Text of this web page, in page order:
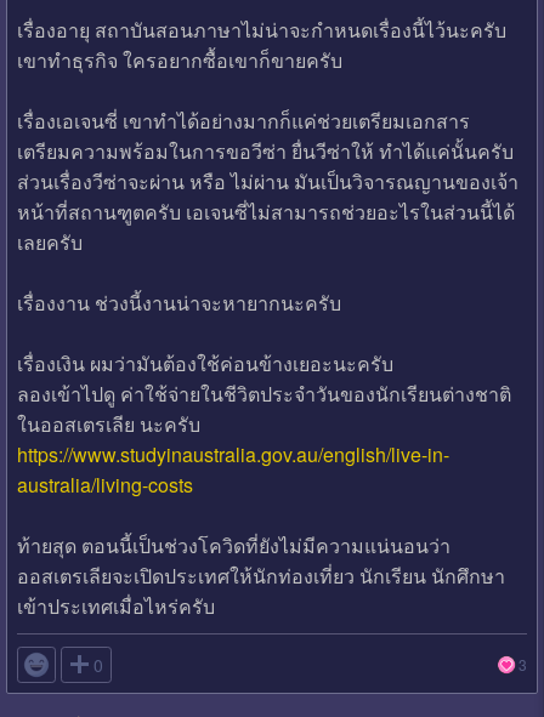
เรื่องอายุ สถาบันสอนภาษาไม่น่าจะกำหนดเรื่องนี้ไว้นะครับ
เขาทำธุรกิจ ใครอยากซื้อเขาก็ขายครับ
เรื่องเอเจนซี่ เขาทำได้อย่างมากก็แค่ช่วยเตรียมเอกสาร
เตรียมความพร้อมในการขอวีซ่า ยื่นวีซ่าให้ ทำได้แค่นั้นครับ
ส่วนเรื่องวีซ่าจะผ่าน หรือ ไม่ผ่าน มันเป็นวิจารณญานของเจ้า
หน้าที่สถานฑูตครับ เอเจนซี่ไม่สามารถช่วยอะไรในส่วนนี้ได้
เลยครับ
เรื่องงาน ช่วงนี้งานน่าจะหายากนะครับ
เรื่องเงิน ผมว่ามันต้องใช้ค่อนข้างเยอะนะครับ
ลองเข้าไปดู ค่าใช้จ่ายในชีวิตประจำวันของนักเรียนต่างชาติ
ในออสเตรเลีย นะครับ
https://www.studyinaustralia.gov.au/english/live-in-
australia/living-costs
ท้ายสุด ตอนนี้เป็นช่วงโควิดที่ยังไม่มีความแน่นอนว่า
ออสเตรเลียจะเปิดประเทศให้นักท่องเที่ยว นักเรียน นักศึกษา
เข้าประเทศเมื่อไหร่ครับ
 0 3